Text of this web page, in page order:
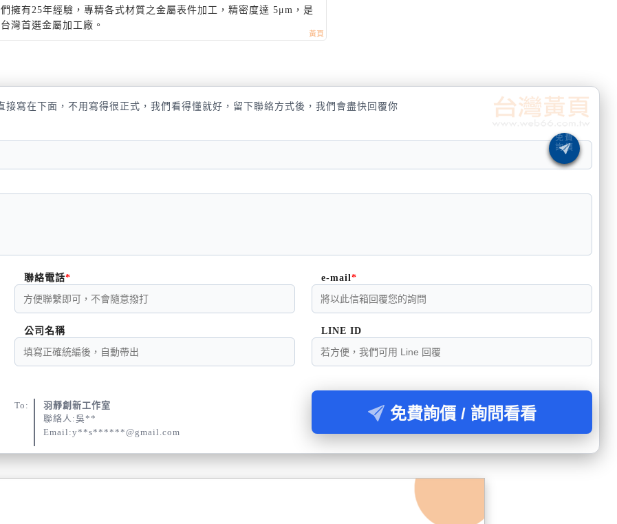
擁有25年經驗，專精各式材質之金屬表件加工，精密度達 5μm，是
灣首選金屬加工廠。
接寫在下面，不用寫得很正式，我們看得懂就好，留下聯絡方式後，我們會盡快回覆你
聯絡電話 e-mail
公司名稱 LINE ID
To:
羽靜創新工作室
聯絡人:吳**
Email:y**s******@gmail.com
免費詢價 / 詢問看看